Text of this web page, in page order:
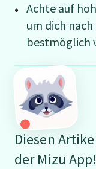
Achte auf
um dich
bestmöglich
Diesen
der Mizu